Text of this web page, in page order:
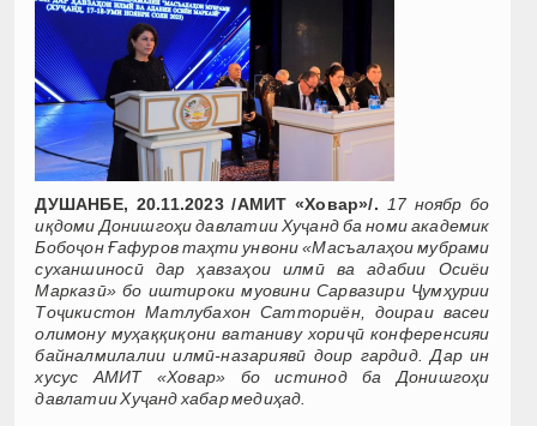
ДУШАНБЕ, 20.11.2023 /АМИТ «Ховар»/.
17 ноябр бо
иқдоми Донишгоҳи давлатии Хуҷанд ба номи академик
Бобоҷон Ғафуров таҳти унвони «Масъалаҳои мубрами
суханшиносӣ дар ҳавзаҳои илмӣ ва адабии Осиёи
Марказӣ» бо иштироки муовини Сарвазири Ҷумҳурии
Тоҷикистон Матлубахон Сатториён, доираи васеи
олимону муҳаққиқони ватаниву хориҷӣ конференсияи
байналмилалии илмӣ-назариявӣ доир гардид. Дар ин
хусус АМИТ «Ховар» бо истинод ба Донишгоҳи
давлатии Хуҷанд хабар медиҳад.